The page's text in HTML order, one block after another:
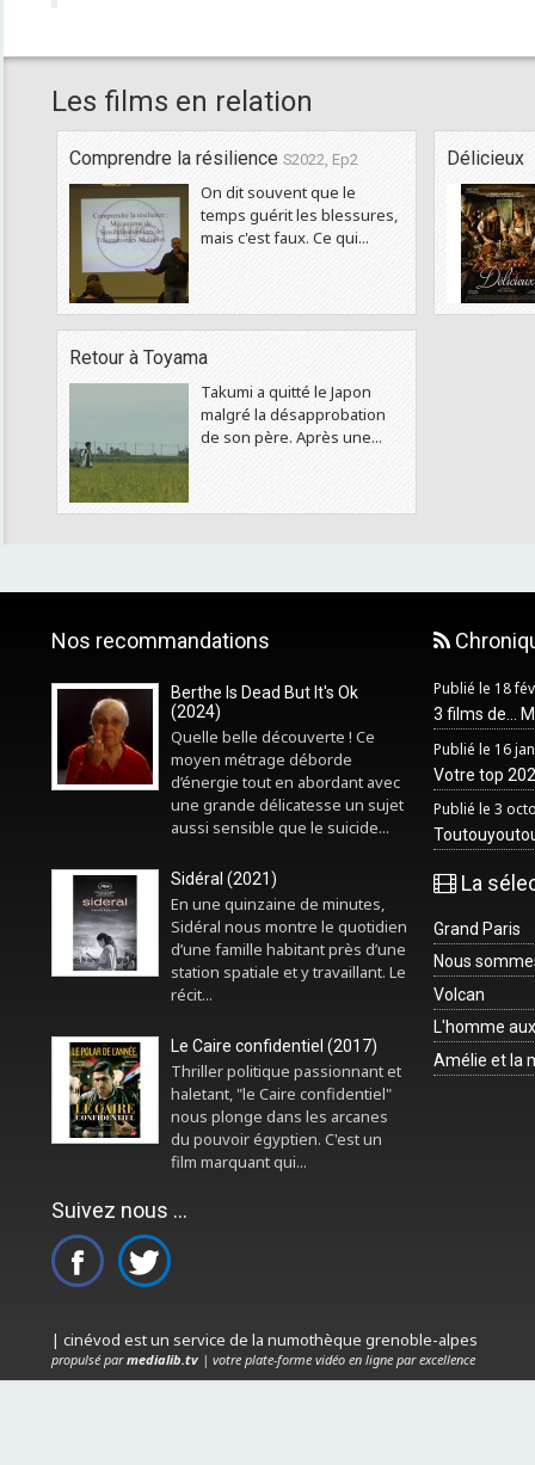
Les films en relation
Comprendre la résilience S2022, Ep2
On dit souvent que le
temps guérit les blessures,
mais c'est faux. Ce qui...
Délicieux
Retour à Toyama
Takumi a quitté le Japon
malgré la désapprobation
de son père. Après une...
Nos recommandations
Berthe Is Dead But It's Ok
(2024)
Quelle belle découverte ! Ce
moyen métrage déborde
d’énergie tout en abordant avec
une grande délicatesse un sujet
aussi sensible que le suicide...
Sidéral (2021)
En une quinzaine de minutes,
Sidéral nous montre le quotidien
d’une famille habitant près d’une
station spatiale et y travaillant. Le
récit...
Le Caire confidentiel (2017)
Thriller politique passionnant et
haletant, "le Caire confidentiel"
nous plonge dans les arcanes
du pouvoir égyptien. C'est un
film marquant qui...
Suivez nous ...
Publié le 18
3 films de...
Publié le 16
Votre top
Publié le 3
La
Grand Paris
Nous
Volcan
L'homme
Amélie et la
| cinévod est un service de la numothèque grenoble-alpes
propulsé parmedialib.tv| votre plate-forme vidéo en ligne par excellence